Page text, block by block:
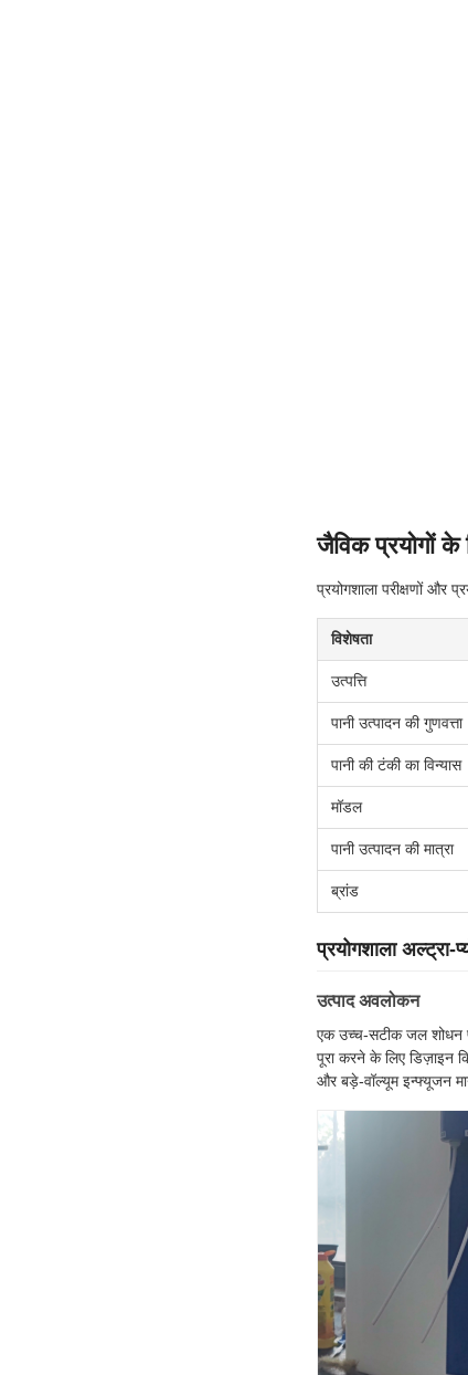
जैविक प्रयोगों के
प्रयोगशाला परीक्षणों और
विशेषता
उत्पत्ति
पानी उत्पादन की गुणवत्ता
पानी की टंकी का विन्यास
मॉडल
पानी उत्पादन की मात्रा
ब्रांड
प्रयोगशाला अल्ट्रा-
उत्पाद अवलोकन
एक उच्च-सटीक जल शोधन
पूरा करने के लिए डिज़ाइन
और बड़े-वॉल्यूम इन्फ्यूजन